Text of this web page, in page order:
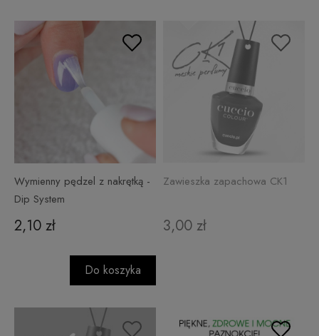
Wymienny pędzel z nakrętką -
Dip System
2,10 zł
Do koszyka
Zawieszka zapachowa CK1
3,00 zł